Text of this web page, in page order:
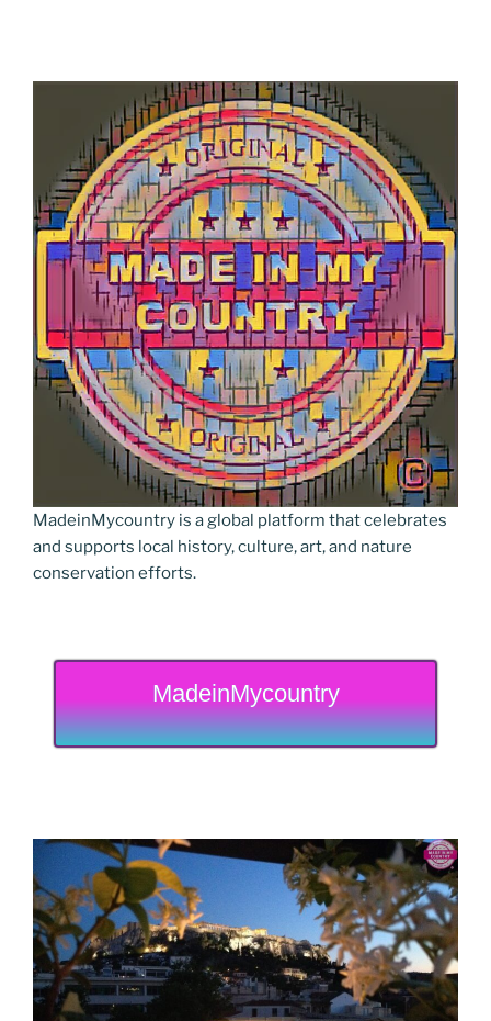
MadeinMycountry is a global platform that celebrates
and supports local history, culture, art, and nature
conservation efforts.
MadeinMycountry